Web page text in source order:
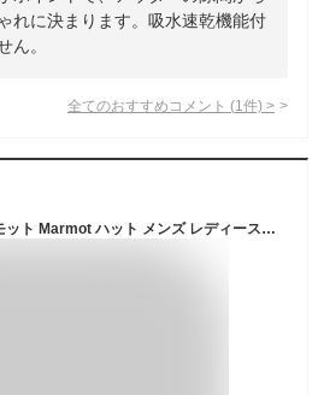
れに決まります。吸水速乾機能付
ん。
全てのおすすめコメント (1 件) >
【メール便送料無料】マーモット Marmot ハット メンズ レディース BCワーク TOASJC50 帽子 はっ水 保温 サイズ調整可 キャンプ アウトドア フェス ハイキング 登山 日除け UVカット UVケア 紺 ベージュ evid